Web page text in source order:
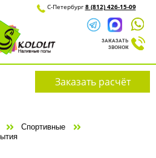
98-22 С-
Заказать расчёт
Спортивные